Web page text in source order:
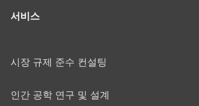
서비스
시장 규제 준수 컨설팅
인간 공학 연구 및 설계